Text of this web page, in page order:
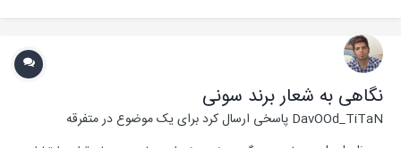
نگاهی به شعار برند سونی
DavOOd_TiTaNپاسخی ارسال کرد برای یک موضوع درمتفرقه